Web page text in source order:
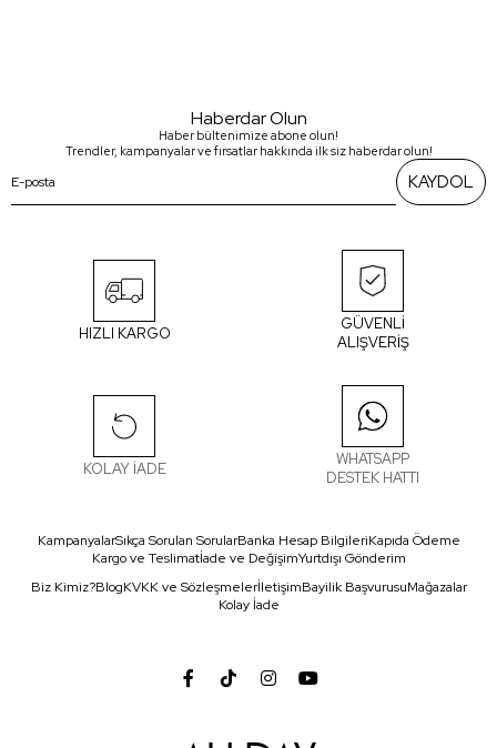
Haberdar Olun
Haber bültenimize abone olun!
Trendler, kampanyalar ve fırsatlar hakkında ilk siz haberdar olun!
KAYDOL
HIZLI KARGO
GÜVENLİ
ALIŞVERİŞ
KOLAY İADE
WHATSAPP
DESTEK HATTI
KampanyalarSıkça Sorulan SorularBanka Hesap BilgileriKapıda Ödeme
Kargo ve Teslimatİade ve DeğişimYurtdışı Gönderim
Biz Kimiz?BlogKVKK ve SözleşmelerİletişimBayilik BaşvurusuMağazalar
Kolay İade